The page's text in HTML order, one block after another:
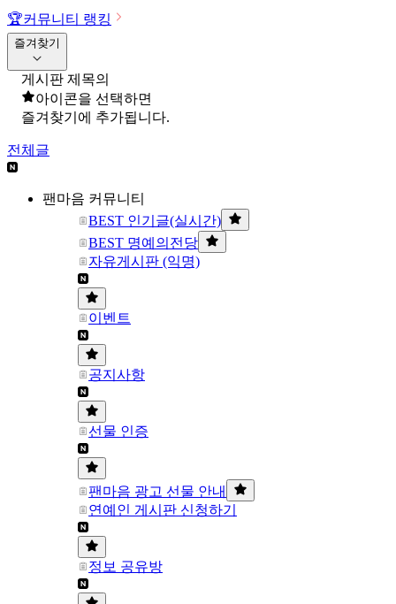
🏆커뮤니티 랭킹
즐겨찾기
게시판 제목의
아이콘을 선택하면
즐겨찾기에 추가됩니다.
전체글
팬마음 커뮤니티
BEST 인기글(실시간)
BEST 명예의전당
자유게시판 (익명)
이벤트
공지사항
선물 인증
팬마음 광고 선물 안내
연예인 게시판 신청하기
정보 공유방